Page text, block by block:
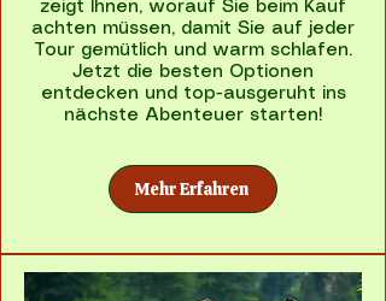
zeigt Ihnen, worauf Sie beim Kauf
achten müssen, damit Sie auf jeder
Tour gemütlich und warm schlafen.
Jetzt die besten Optionen
entdecken und top-ausgeruht ins
nächste Abenteuer starten!
Mehr Erfahren